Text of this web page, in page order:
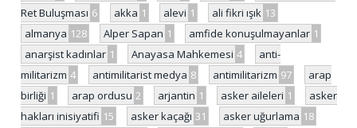
Ret Buluşması 6 akka 1 alevi 1 ali fikri ışık 13
almanya 128 Alper Sapan 1 amfide konuşulmayanlar 1
anarşist kadınlar 1 Anayasa Mahkemesi 4
anti-
militarizm 4 antimilitarist medya 8 antimilitarizm 97
arap
birliği 1 arap ordusu 2 arjantin 1 asker aileleri 1
asker
hakları inisiyatifi 15 asker kaçağı 31 asker uğurlama 18